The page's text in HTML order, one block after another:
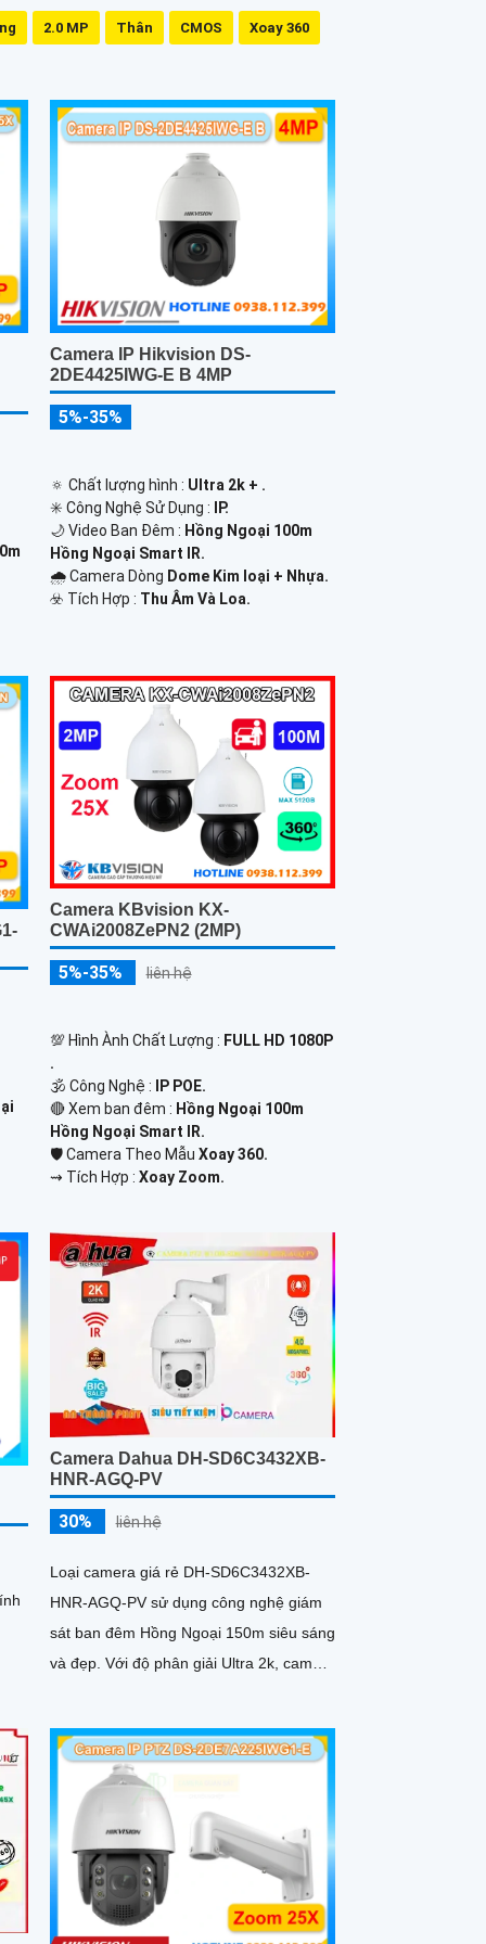
2.0 MP Thân CMOS Xoay 360
Camera IP Hikvision DS-
2DE4425IWG-E B 4MP
5%-35%
🔅 Chất lượng hình : Ultra 2k + .
✳️ Công Nghệ Sử Dụng :
IP.
🌙 Video Ban Đêm : Hồng Ngoại 100m
Hồng Ngoại Smart IR.
🌧️ Camera Dòng Dome Kim loại + Nhựa.
️☣️ Tích Hợp : Thu Âm Và Loa.
Camera KBvision KX-
CWAi2008ZePN2 (2MP)
5%-35% liên hệ
💯 Hình Ành Chất Lượng : FULL HD 1080P
.
🕉️ Công Nghệ :
IP POE.
🔴 Xem ban đêm : Hồng Ngoại 100m
Hồng Ngoại Smart IR.
🛡 Camera Theo Mẫu Xoay 360.
️⇝ Tích Hợp : Xoay Zoom.
Camera Dahua DH-SD6C3432XB-
HNR-AGQ-PV
30% liên hệ
Loại camera giá rẻ DH-SD6C3432XB-
HNR-AGQ-PV sử dụng công nghệ giám
sát ban đêm Hồng Ngoại 150m siêu sáng
và đẹp. Với độ phân giải Ultra 2k, camera